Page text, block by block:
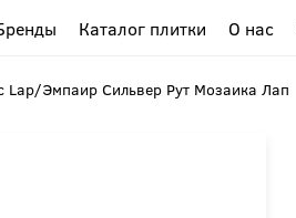
Каталог плитки О нас
Lap/Эмпаир Сильвер Рут Мозаика Лап